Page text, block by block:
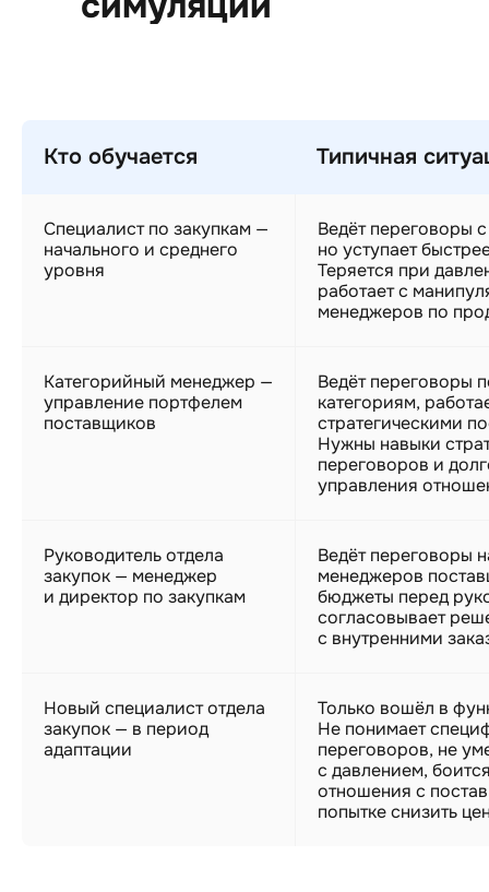
Кто обучается Типичная
Специалист по закупкам —
начального и среднего
уровня
Ведёт переговоры
но уступает
Теряется при
работает с
менеджеров по
Категорийный менеджер —
управление портфелем
поставщиков
Ведёт переговоры
категориям,
стратегическими
Нужны навыки
переговоров и
управления
Руководитель отдела
закупок — менеджер
и директор по закупкам
Ведёт переговоры
менеджеров
бюджеты перед
согласовывает
с внутренними
Новый специалист отдела
закупок — в период
адаптации
Только вошёл в
Не понимает
переговоров, не
с давлением,
отношения с
попытке снизить